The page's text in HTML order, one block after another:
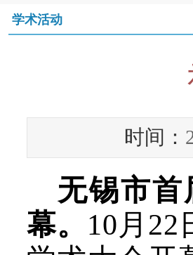
学术活动
时间：
无锡市
幕。 10月